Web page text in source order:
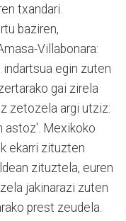
txandari.
baziren,
Villabonara:
indartsua egin zuten
gai zirela
zetozela argi utziz:
astoz'. Mexikoko
ekarri zituzten
zituztela, euren
jakinarazi zuten
prest zeudela.